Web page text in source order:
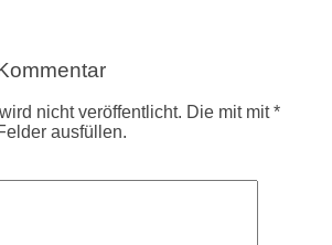
nicht veröffentlicht. Die mit mit *
ausfüllen.